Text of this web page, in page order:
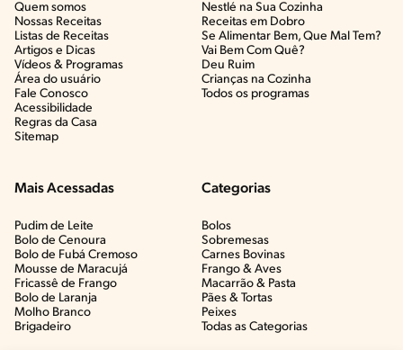
Quem somos
Nossas Receitas
Listas de Receitas​
Artigos e Dicas​
Vídeos & Programas​
Área do usuário
Fale Conosco
Acessibilidade
Regras da Casa
Sitemap
Nestlé na Sua Cozinha
Receitas em Dobro
Se Alimentar Bem, Que Mal Tem?​
Vai Bem Com Quê?​
Deu Ruim​
Crianças na Cozinha​
Todos os programas
Mais Acessadas
Pudim de Leite
Bolo de Cenoura
Bolo de Fubá Cremoso
Mousse de Maracujá
Fricassê de Frango
Bolo de Laranja
Molho Branco
Brigadeiro
Categorias
Bolos
Sobremesas
Carnes Bovinas​
Frango & Aves​
Macarrão & Pasta​
Pães & Tortas​
Peixes
Todas as Categorias